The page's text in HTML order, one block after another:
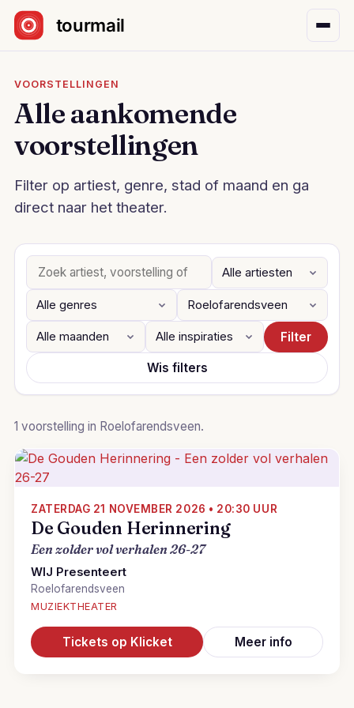
Sla navigatie over
VOORSTELLINGEN
Alle aankomende
voorstellingen
Filter op artiest, genre, stad of maand en ga
direct naar het theater.
Filter
Wis filters
1 voorstelling in Roelofarendsveen.
ZATERDAG 21 NOVEMBER 2026 • 20:30 UUR
De Gouden Herinnering
Een zolder vol verhalen 26-27
WIJ Presenteert
Roelofarendsveen
MUZIEKTHEATER
Tickets op Klicket Meer info